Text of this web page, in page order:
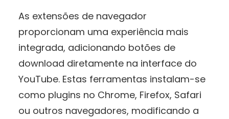
As extensões de navegador
proporcionam uma experiência mais
integrada, adicionando botões de
download diretamente na interface do
YouTube. Estas ferramentas instalam-se
como plugins no Chrome, Firefox, Safari
ou outros navegadores, modificando a